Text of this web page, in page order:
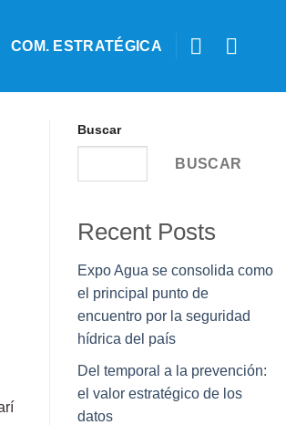
COM. ESTRATÉGICA
Buscar
BUSCAR
Recent Posts
Expo Agua se consolida como
el principal punto de
encuentro por la seguridad
hídrica del país
Del temporal a la prevención:
el valor estratégico de los
datos